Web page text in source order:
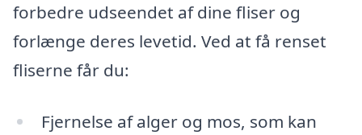
forbedre udseendet af dine fliser og
forlænge deres levetid. Ved at få renset
fliserne får du:
Fjernelse af alger og mos, som kan